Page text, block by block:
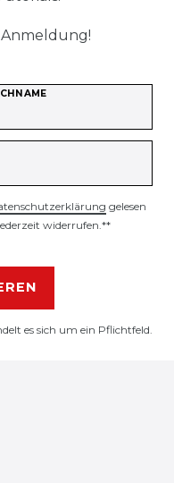
gelesen
widerrufen.**
es sich um ein Pflichtfeld.